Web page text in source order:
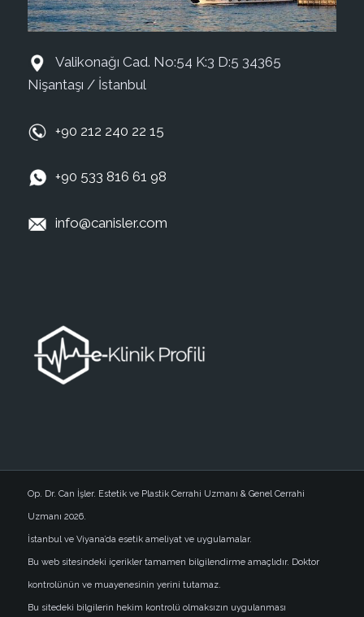
Valikonağı Cad. No:54 K:3 D:5 34365
Nişantaşı / İstanbul
+90 212 240 22 15
+90 533 816 61 98
info@canisler.com
Op. Dr. Can İşler. Estetik ve Plastik Cerrahi Uzmanı & Genel Cerrahi
Uzmanı 2026.
İstanbul ve Viyana’da esetik ameliyat ve uygulamalar.
Bu web sitesindeki içerikler tamamen bilgilendirme amaçlıdır. Doktor
kontrolünün ve muayenesinin yerini tutamaz.
Bu sitedeki bilgilerin hekim kontrolü olmaksızın uygulanması